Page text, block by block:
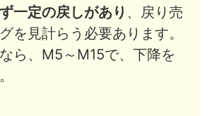
一定の戻しがあり 、戻り売
を見計らう必要あります。
ら、M5～M15で、下降を